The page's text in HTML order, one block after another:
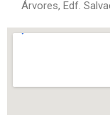
Árvores, Edf.